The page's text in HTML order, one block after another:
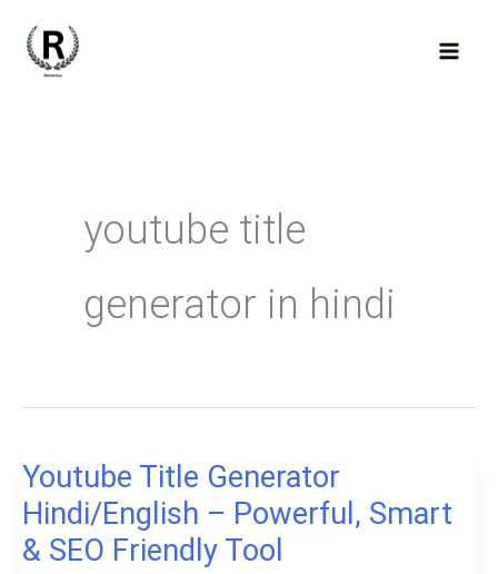
youtube title
generator in hindi
Youtube Title Generator
Hindi/English – Powerful, Smart
& SEO Friendly Tool